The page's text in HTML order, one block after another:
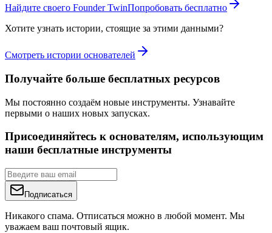
Найдите своего Founder TwinПопробовать бесплатно
Хотите узнать истории, стоящие за этими данными?
Смотреть истории основателей
Получайте больше бесплатных ресурсов
Мы постоянно создаём новые инструменты. Узнавайте
первыми о наших новых запусках.
Присоединяйтесь к основателям, использующим
наши бесплатные инструменты
Подписаться
Никакого спама. Отписаться можно в любой момент. Мы
уважаем ваш почтовый ящик.